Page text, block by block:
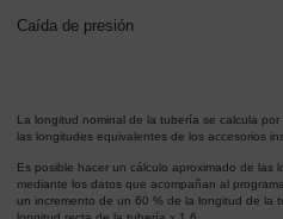
Caída de presión
La longitud nominal de la tubería se calcula
las longitudes equivalentes de los accesorios
Es posible hacer un cálculo aproximado de las
mediante los datos que acompañan al
un incremento de un 60 % de la longitud de la